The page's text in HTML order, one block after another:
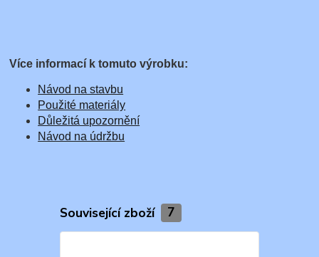
Více informací k tomuto výrobku:
Návod na stavbu
Použité materiály
Důležitá upozornění
Návod na údržbu
Související zboží 7